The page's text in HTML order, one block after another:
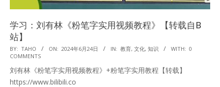
学习：刘有林《粉笔字实用视频教程》【转载自B
站】
2024-
06-
24
BY: TAHO ON: 2024年6月24日 IN: 教育, 文化, 知识 WITH: 0
COMMENTS
刘有林《粉笔字实用视频教程》+粉笔字实用教程【转载】
https://www.bilibili.co